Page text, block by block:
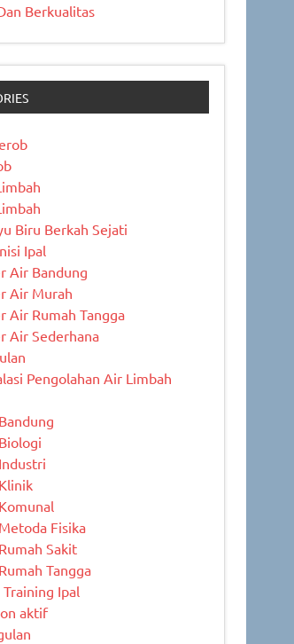
Berkualitas
Biru Berkah Sejati
Ipal
Air Bandung
Air Murah
Air Rumah Tangga
Air Sederhana
Pengolahan Air Limbah
Fisika
Sakit
Tangga
Training Ipal
aktif